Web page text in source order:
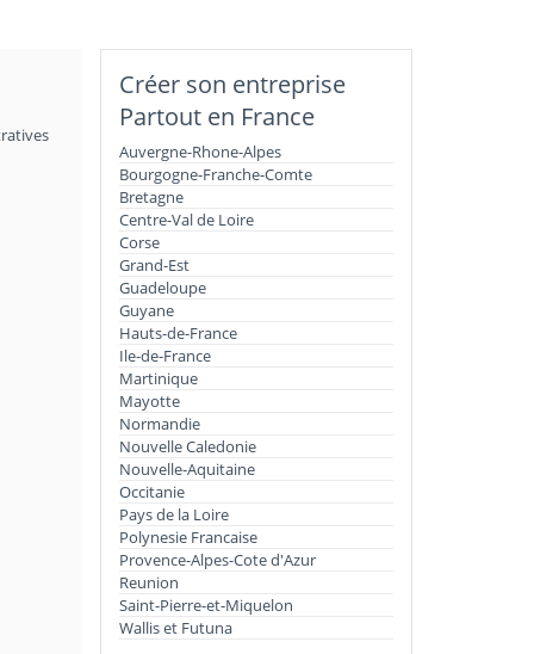
Créer son entreprise
Partout en France
Auvergne-Rhone-Alpes
Bourgogne-Franche-Comte
Bretagne
Centre-Val de Loire
Corse
Grand-Est
Guadeloupe
Guyane
Hauts-de-France
Ile-de-France
Martinique
Mayotte
Normandie
Nouvelle Caledonie
Nouvelle-Aquitaine
Occitanie
Pays de la Loire
Polynesie Francaise
Provence-Alpes-Cote d'Azur
Reunion
Saint-Pierre-et-Miquelon
Wallis et Futuna